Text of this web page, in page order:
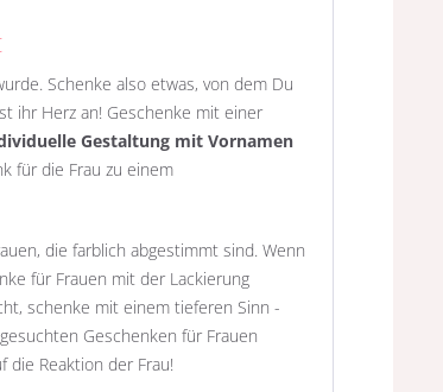
Schenke also etwas, von dem Du
ihr Herz an! Geschenke mit einer
Gestaltung mit Vornamen
für die Frau zu einem
die farblich abgestimmt sind. Wenn
für Frauen mit der Lackierung
schenke mit einem tieferen Sinn -
Geschenken für Frauen
die Reaktion der Frau!